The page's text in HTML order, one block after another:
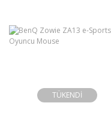
TÜKENDİ